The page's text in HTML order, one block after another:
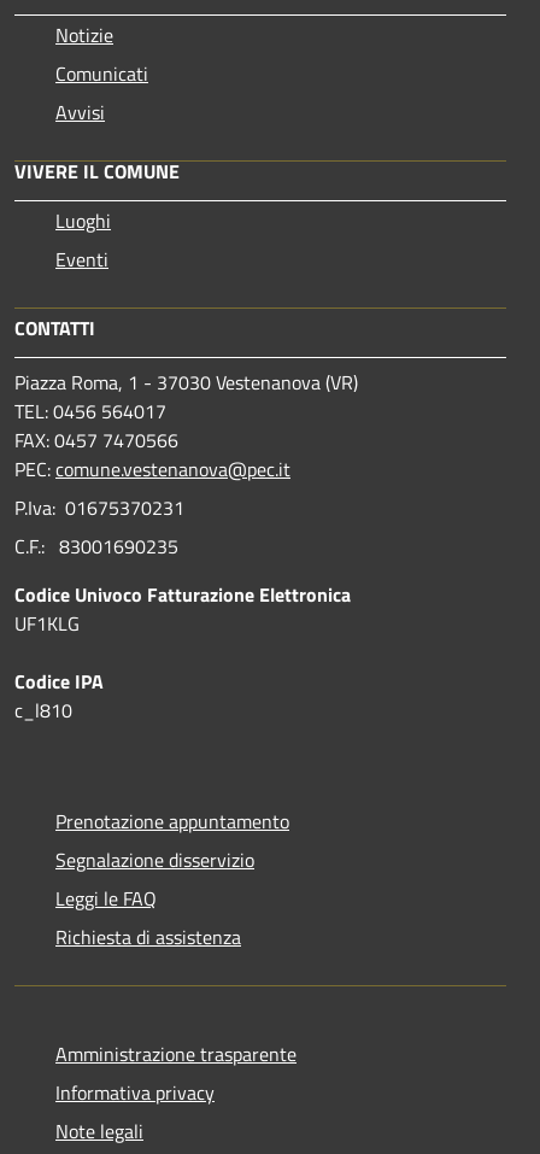
Notizie
Comunicati
Avvisi
VIVERE IL COMUNE
Luoghi
Eventi
CONTATTI
Piazza Roma, 1 - 37030 Vestenanova (VR)
TEL: 0456 564017
FAX: 0457 7470566
PEC:comune.vestenanova@pec.it
P.Iva: 01675370231
C.F.: 83001690235
Codice Univoco Fatturazione Elettronica
UF1KLG
Codice IPA
c_l810
Prenotazione appuntamento
Segnalazione disservizio
Leggi le FAQ
Richiesta di assistenza
Amministrazione trasparente
Informativa privacy
Note legali